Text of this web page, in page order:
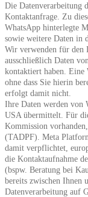
Die Datenverarbeitung
Kontaktanfrage. Zu
WhatsApp hinterlegte
sowie weitere Daten in
Wir verwenden für den
ausschließlich Daten
kontaktiert haben. Eine
ohne dass Sie hierin
erfolgt damit nicht.
Ihre Daten werden von
USA übermittelt. Für
Kommission
(TADPF). Meta
damit verpflichtet,
die Kontaktaufnahme
(bspw. Beratung bei
bereits zwischen Ihnen
Datenverarbeitung auf